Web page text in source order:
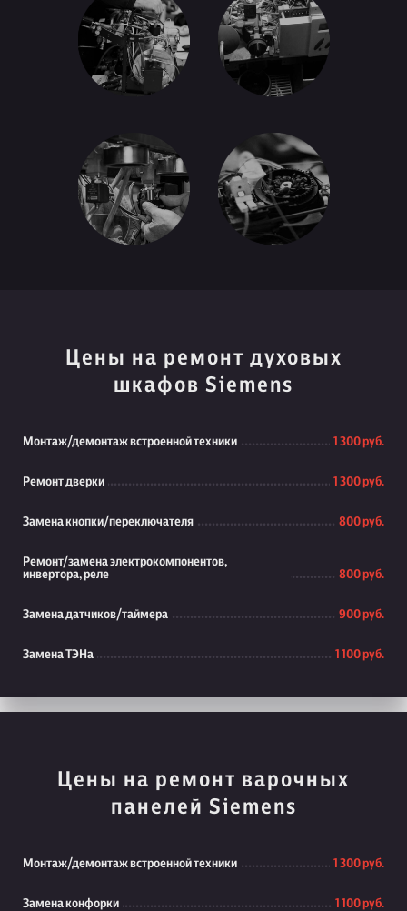
Цены на ремонт духовых
шкафов Siemens
Монтаж/демонтаж встроенной техники 1 300 руб.
Ремонт дверки 1 300 руб.
Замена кнопки/переключателя 800 руб.
Ремонт/замена электрокомпонентов,
инвертора, реле
800 руб.
Замена датчиков/таймера 900 руб.
Замена ТЭНа 1 100 руб.
Цены на ремонт варочных
панелей Siemens
Монтаж/демонтаж встроенной техники 1 300 руб.
Замена конфорки 1 100 руб.